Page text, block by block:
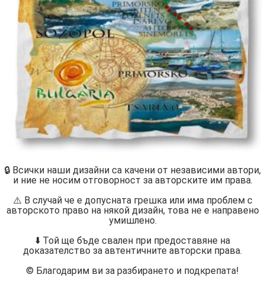
🔒 Всички наши дизайни са качени от независими автори,
и ние не носим отговорност за авторските им права.
⚠️ В случай че е допусната грешка или има проблем с
авторското право на някой дизайн, това не е направено
умишлено.
⬇️ Той ще бъде свален при предоставяне на
доказателство за автентичните авторски права.
©️ Благодарим ви за разбирането и подкрепата!